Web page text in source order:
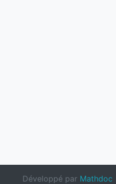
Développé par Mathdoc